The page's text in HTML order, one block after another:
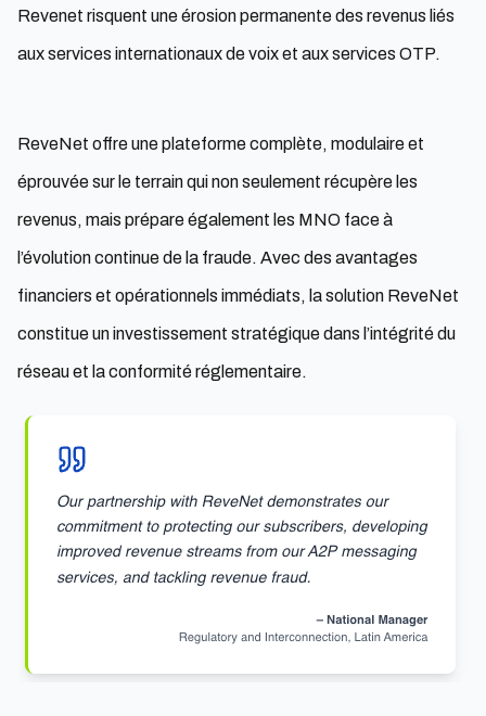
Revenet risquent une érosion permanente des revenus liés
aux services internationaux de voix et aux services OTP.
ReveNet offre une plateforme complète, modulaire et
éprouvée sur le terrain qui non seulement récupère les
revenus, mais prépare également les MNO face à
l’évolution continue de la fraude. Avec des avantages
financiers et opérationnels immédiats, la solution ReveNet
constitue un investissement stratégique dans l’intégrité du
réseau et la conformité réglementaire.